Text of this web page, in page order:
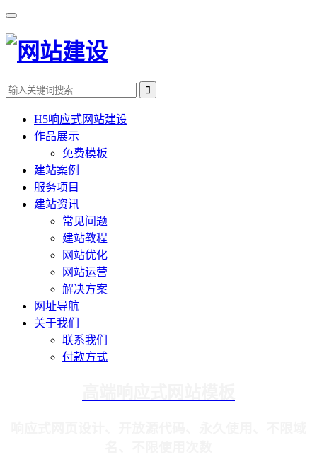
H5响应式网站建设
作品展示
免费模板
建站案例
服务项目
建站资讯
常见问题
建站教程
网站优化
网站运营
解决方案
网址导航
关于我们
联系我们
付款方式